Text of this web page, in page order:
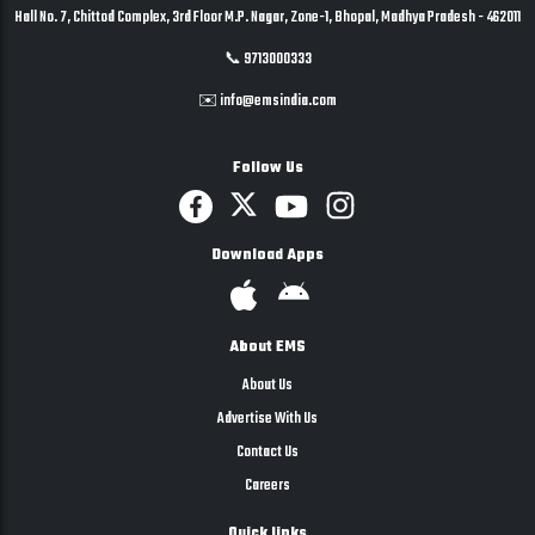
Hall No. 7, Chittod Complex, 3rd Floor M.P. Nagar, Zone-1, Bhopal, Madhya Pradesh - 462011
📞 9713000333
✉️ info@emsindia.com
Follow Us
Download Apps
About EMS
About Us
Advertise With Us
Contact Us
Careers